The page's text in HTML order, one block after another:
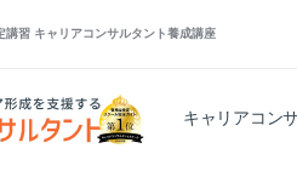
講習 キャリアコンサルタント養成講座
キャリアコン